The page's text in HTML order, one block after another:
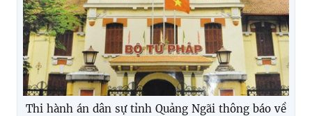
Thi hành án dân sự tỉnh Quảng Ngãi thông báo về